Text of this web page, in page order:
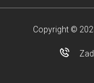
Copyright ©